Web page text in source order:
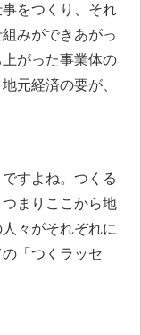
をつくり、それ
みができあがっ
がった事業体の
元経済の要が、
すよね。つくる
まりここから地
々がそれぞれに
「つくラッセ